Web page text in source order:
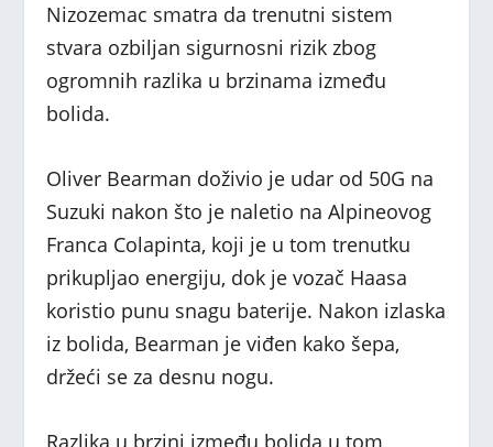
Nizozemac smatra da trenutni sistem
stvara ozbiljan sigurnosni rizik zbog
ogromnih razlika u brzinama između
bolida.
Oliver Bearman doživio je udar od 50G na
Suzuki nakon što je naletio na Alpineovog
Franca Colapinta, koji je u tom trenutku
prikupljao energiju, dok je vozač Haasa
koristio punu snagu baterije. Nakon izlaska
iz bolida, Bearman je viđen kako šepa,
držeći se za desnu nogu.
Razlika u brzini između bolida u tom